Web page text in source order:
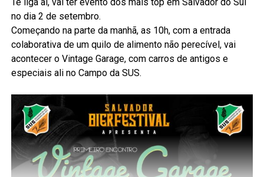
no dia 2 de setembro.
Começando na parte da manhã, as 10h, com a entrada
colaborativa de um quilo de alimento não perecível, vai
acontecer o Vintage Garage, com carros de antigos e
especiais ali no Campo da SUS.